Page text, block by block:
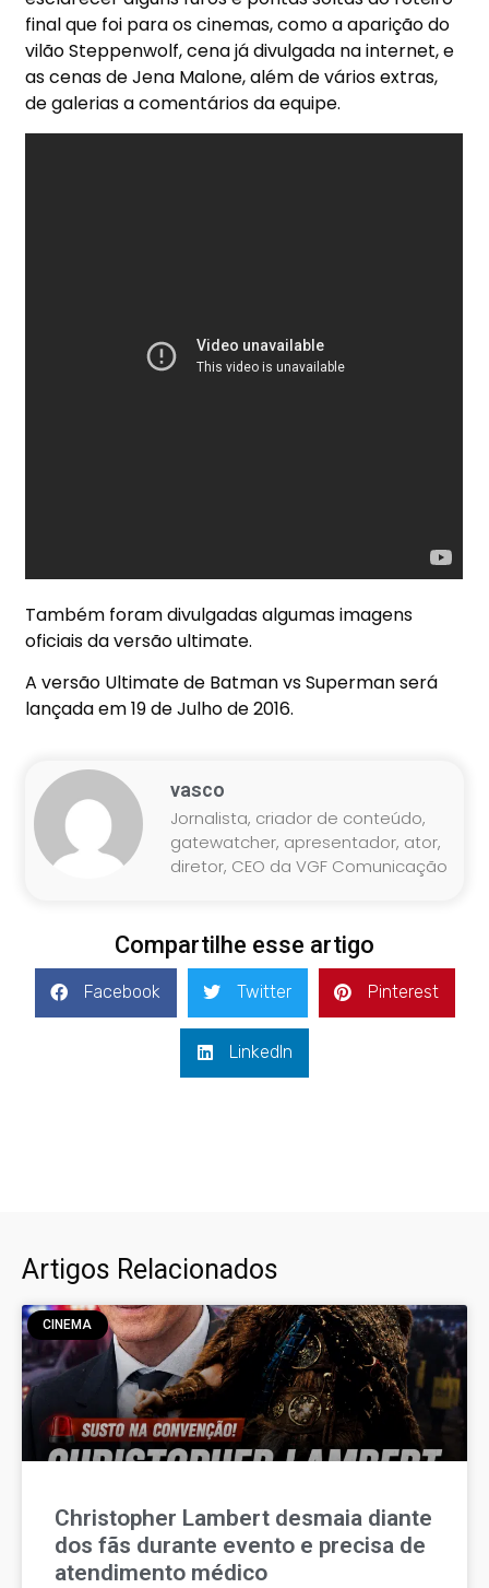
final que foi para os cinemas, como a aparição do
vilão Steppenwolf, cena já divulgada na internet, e
as cenas de Jena Malone, além de vários extras,
de galerias a comentários da equipe.
Também foram divulgadas algumas imagens
oficiais da versão ultimate.
A versão Ultimate de Batman vs Superman será
lançada em 19 de Julho de 2016.
vasco
Jornalista, criador de conteúdo,
gatewatcher, apresentador, ator,
diretor, CEO da VGF Comunicação
Compartilhe esse artigo
Facebook Twitter Pinterest
LinkedIn
Artigos Relacionados
CINEMA
Christopher Lambert desmaia diante
dos fãs durante evento e precisa de
atendimento médico